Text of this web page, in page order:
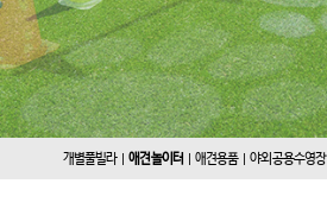
개별풀빌라 | 애견놀이터 | 애견용품 | 야외공용수영장